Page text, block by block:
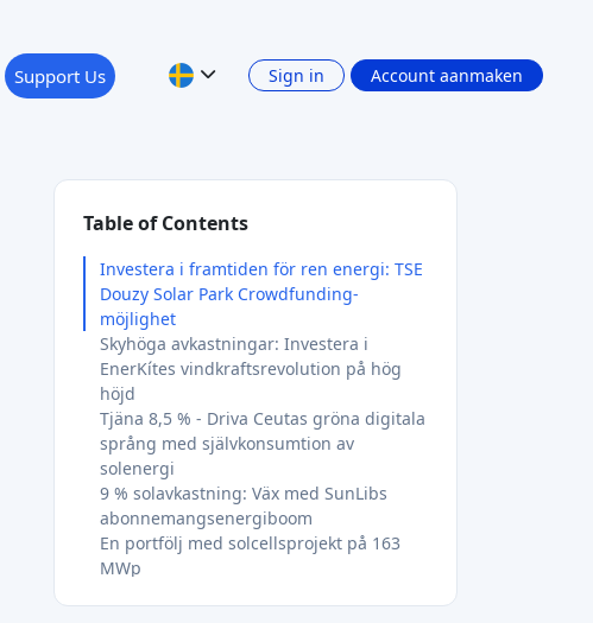
Support Us Sign in Account aanmaken
Table of Contents
Investera i framtiden för ren energi: TSE
Douzy Solar Park Crowdfunding-
möjlighet
Skyhöga avkastningar: Investera i
EnerKítes vindkraftsrevolution på hög
höjd
Tjäna 8,5 % - Driva Ceutas gröna digitala
språng med självkonsumtion av
solenergi
9 % solavkastning: Väx med SunLibs
abonnemangsenergiboom
En portfölj med solcellsprojekt på 163
MWp